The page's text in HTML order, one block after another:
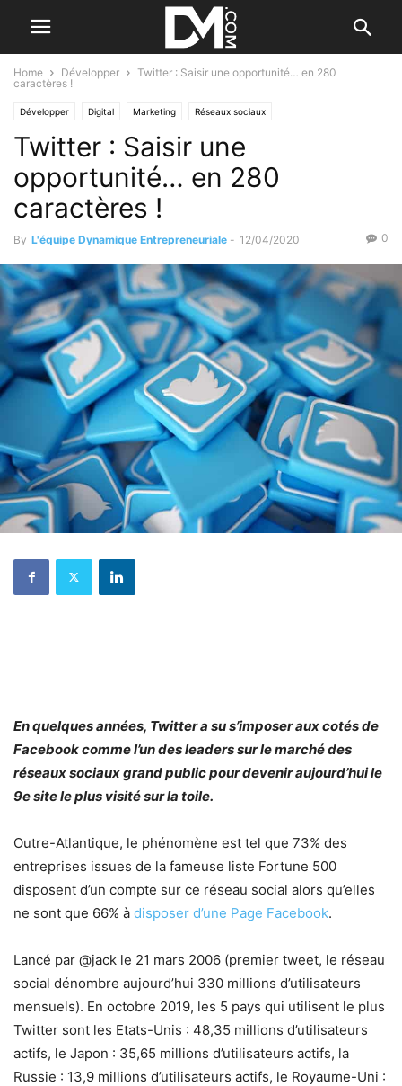
Home Développer
Twitter : Saisir une opportunité… en 280
caractères !
Développer Digital Marketing Réseaux sociaux
Twitter : Saisir une
opportunité… en 280
caractères !
By L'équipe Dynamique Entrepreneuriale - 12/04/2020 0
En quelques années, Twitter a su s’imposer aux cotés de
Facebook comme l’un des leaders sur le marché des
réseaux sociaux grand public pour devenir aujourd’hui le
9e site le plus visité sur la toile.
Outre-Atlantique, le phénomène est tel que 73% des
entreprises issues de la fameuse liste Fortune 500
disposent d’un compte sur ce réseau social alors qu’elles
ne sont que 66% à disposer d’une Page Facebook.
Lancé par @jack le 21 mars 2006 (premier tweet, le réseau
social dénombre aujourd’hui 330 millions d’utilisateurs
mensuels). En octobre 2019, les 5 pays qui utilisent le plus
Twitter sont les Etats-Unis : 48,35 millions d’utilisateurs
actifs, le Japon : 35,65 millions d’utilisateurs actifs, la
Russie : 13,9 millions d’utilisateurs actifs, le Royaume-Uni :